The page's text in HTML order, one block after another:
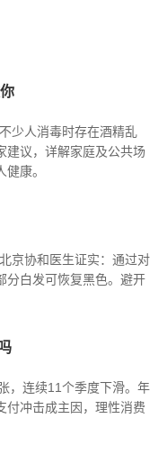
少人消毒时存在酒精乱
建议，详解家庭及公共场
康。
京协和医生证实：通过对
分白发可恢复黑色。避开
，连续11个季度下滑。年
付冲击成主因，理性消费